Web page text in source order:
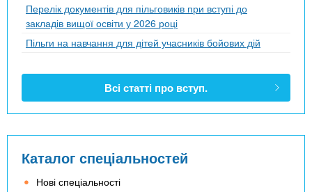
Перелік документів для пільговиків при вступі до
закладів вищої освіти у 2026 році
Пільги на навчання для дітей учасників бойових дій
Всі статті про вступ.
Каталог спеціальностей
Нові спеціальності